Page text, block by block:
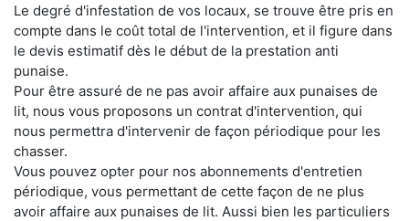
Le degré d'infestation de vos locaux, se trouve être pris en
compte dans le coût total de l'intervention, et il figure dans
le devis estimatif dès le début de la prestation anti
punaise.
Pour être assuré de ne pas avoir affaire aux punaises de
lit, nous vous proposons un contrat d'intervention, qui
nous permettra d'intervenir de façon périodique pour les
chasser.
Vous pouvez opter pour nos abonnements d'entretien
périodique, vous permettant de cette façon de ne plus
avoir affaire aux punaises de lit. Aussi bien les particuliers